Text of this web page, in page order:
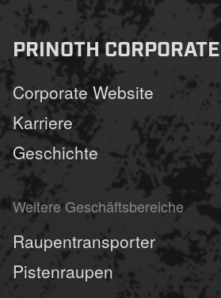
PRINOTH CORPORATE
Corporate Website
Karriere
Geschichte
Weitere Geschäftsbereiche
Raupentransporter
Pistenraupen